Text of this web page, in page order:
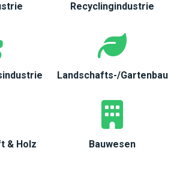
Recyclingindustrie
Landschafts-/Gartenbau
& Holz Bauwesen